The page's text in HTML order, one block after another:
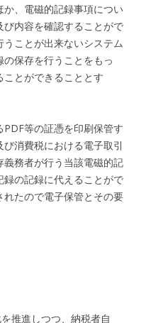
、電磁的記録事項につい
内容を確認することがで
ことが出来ないシステム
保存を行うことをもっ
とができることとす
等の証憑を印刷保管す
消費税における電子取引
務者が行う当該電磁的記
の記録に代えることがで
れたので電子保管とその要
推進しつつ、納税者自